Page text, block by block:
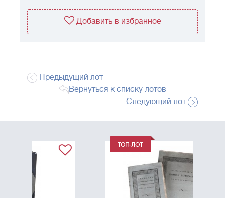
Добавить в избранное
Предыдущий лот
Вернуться к списку лотов
Следующий лот